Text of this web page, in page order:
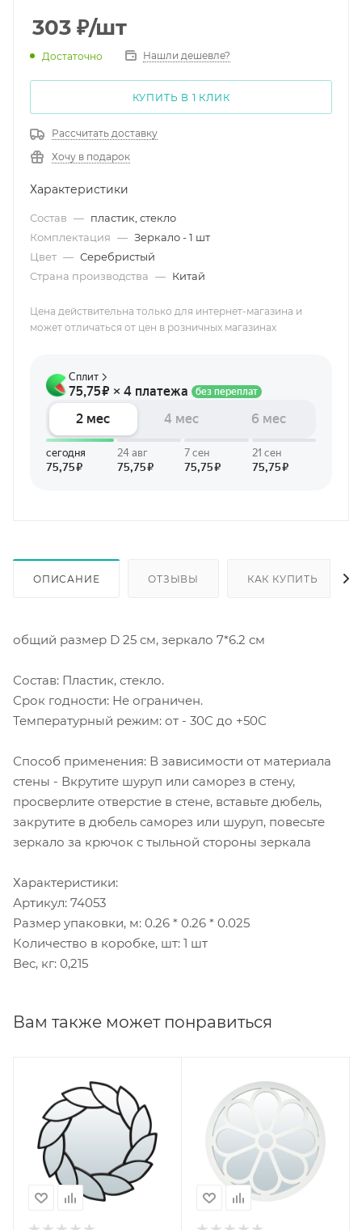
303 ₽/шт
Достаточно Нашли дешевле?
КУПИТЬ В 1 КЛИК
Рассчитать доставку
Хочу в подарок
Характеристики
Состав — пластик, стекло
Комплектация — Зеркало - 1 шт
Цвет — Серебристый
Страна производства — Китай
Цена действительна только для интернет-магазина и
может отличаться от цен в розничных магазинах
ОПИСАНИЕ ОТЗЫВЫ КАК КУПИТЬ
общий размер D 25 см, зеркало 7*6.2 см
Состав: Пластик, стекло.
Срок годности: Не ограничен.
Температурный режим: от - 30С до +50С
Способ применения: В зависимости от материала
стены - Вкрутите шуруп или саморез в стену,
просверлите отверстие в стене, вставьте дюбель,
закрутите в дюбель саморез или шуруп, повесьте
зеркало за крючок с тыльной стороны зеркала
Характеристики:
Артикул: 74053
Размер упаковки, м: 0.26 * 0.26 * 0.025
Количество в коробке, шт: 1 шт
Вес, кг: 0,215
Вам также может понравиться